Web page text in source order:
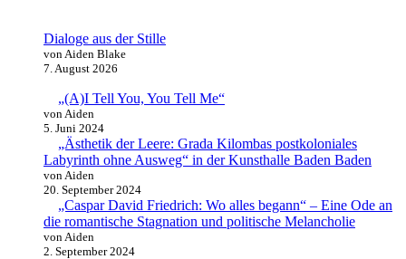
Dialoge aus der Stille
von Aiden Blake
7. August 2026
„(A)I Tell You, You Tell Me“
von Aiden
5. Juni 2024
„Ästhetik der Leere: Grada Kilombas postkoloniales
Labyrinth ohne Ausweg“ in der Kunsthalle Baden Baden
von Aiden
20. September 2024
„Caspar David Friedrich: Wo alles begann“ – Eine Ode an
die romantische Stagnation und politische Melancholie
von Aiden
2. September 2024